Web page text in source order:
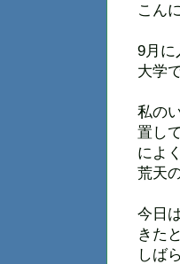
こん
9月に
大学
私の
置し
によ
荒天
今日
きた
しば